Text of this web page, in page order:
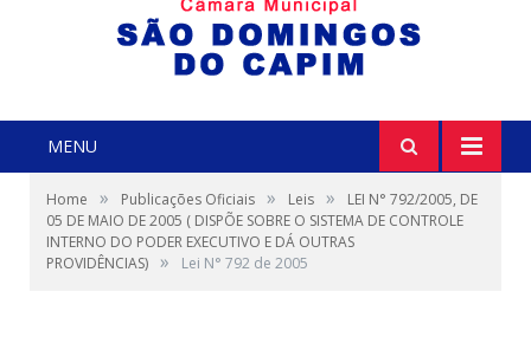
MENU
Home » Publicações Oficiais » Leis »
LEI N° 792/2005, DE
05 DE MAIO DE 2005 ( DISPÕE SOBRE O SISTEMA DE CONTROLE
INTERNO DO PODER EXECUTIVO E DÁ OUTRAS
PROVIDÊNCIAS) » Lei N° 792 de 2005